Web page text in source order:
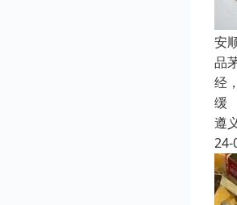
安
品
经
缓
遵
24-